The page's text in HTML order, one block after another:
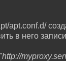
apt.conf.d/
в него